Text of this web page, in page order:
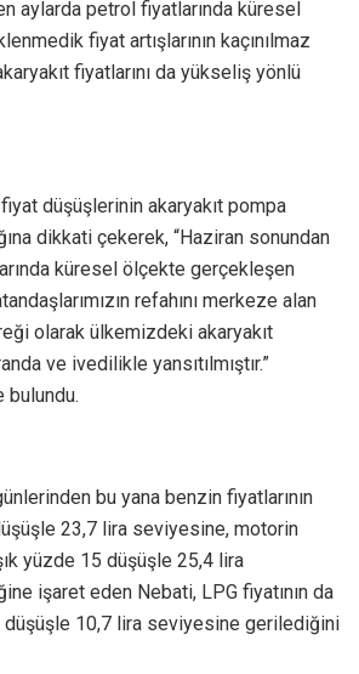
aylarda petrol fiyatlarında küresel
fiyat artışlarının kaçınılmaz
fiyatlarını da yükseliş yönlü
düşüşlerinin akaryakıt pompa
dikkati çekerek, “Haziran sonundan
küresel ölçekte gerçekleşen
refahını merkeze alan
olarak ülkemizdeki akaryakıt
ve ivedilikle yansıtılmıştır.”
bu yana benzin fiyatlarının
23,7 lira seviyesine, motorin
yüzde 15 düşüşle 25,4 lira
işaret eden Nebati, LPG fiyatının da
düşüşle 10,7 lira seviyesine gerilediğini